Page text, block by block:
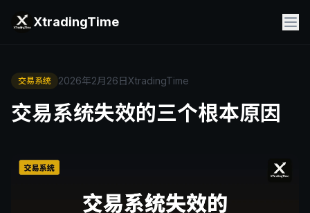
XtradingTime
交易系统 2026年2月26日XtradingTime
交易系统失效的三个根本原因